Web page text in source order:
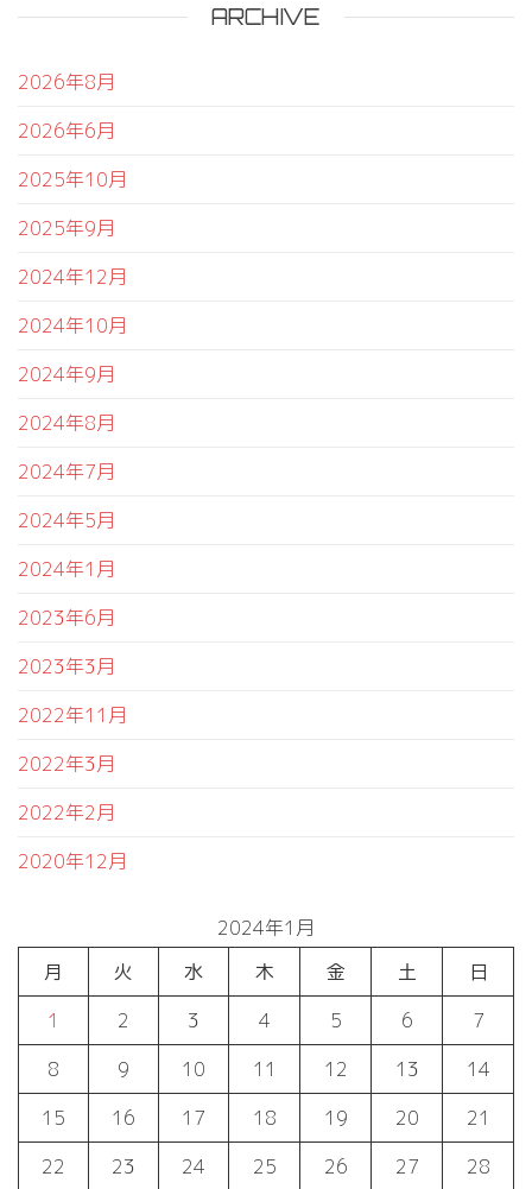
ARCHIVE
2026年8月
2026年6月
2025年10月
2025年9月
2024年12月
2024年10月
2024年9月
2024年8月
2024年7月
2024年5月
2024年1月
2023年6月
2023年3月
2022年11月
2022年3月
2022年2月
2020年12月
2024年1月
月
火 水 木 金 土
日
1
2 3 4 5 6
7
8
9 10 11 12 13
14
15
16 17 18 19 20
21
22
23 24 25 26 27 28